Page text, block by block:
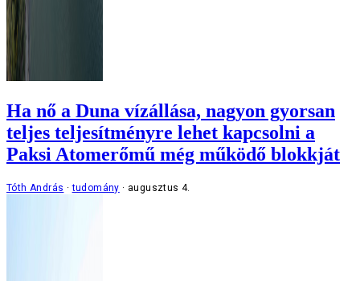
Ha nő a Duna vízállása, nagyon gyorsan
teljes teljesítményre lehet kapcsolni a
Paksi Atomerőmű még működő blokkját
Tóth András tudomány augusztus 4.